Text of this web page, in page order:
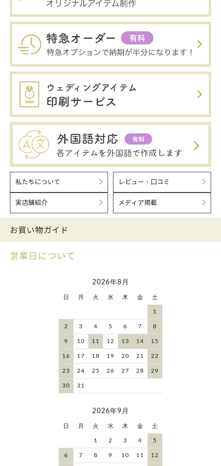
私たちについて レビュー・口コミ
実店舗紹介 メディア掲載
お買い物ガイド
営業日について
2026年8月
日 月 火 水 木 金 土
1
2 3 4 5 6 7 8
9 10 11 12 13 14 15
16 17 18 19 20 21 22
23 24 25 26 27 28 29
30 31
2026年9月
日 月 火 水 木 金 土
1 2 3 4 5
6 7 8 9 10 11 12